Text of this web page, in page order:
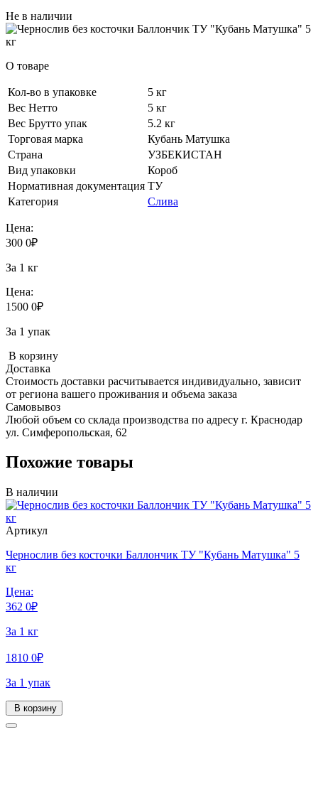
Не в наличии
О товаре
Кол-во в упаковке
5 кг
Вес Нетто
5 кг
Вес Брутто упак
5.2 кг
Торговая марка
Кубань Матушка
Страна
УЗБЕКИСТАН
Вид упаковки
Короб
Нормативная документация ТУ
Категория
Слива
Цена:
300 0₽
За 1 кг
Цена:
1500 0₽
За 1 упак
В корзину
Доставка
Стоимость доставки расчитывается индивидуально, зависит
от региона вашего проживания и объема заказа
Самовывоз
Любой объем со склада производства по адресу г. Краснодар
ул. Симферопольская, 62
Похожие товары
В наличии
Артикул
Чернослив без косточки Баллончик ТУ "Кубань Матушка" 5
кг
Цена:
362 0₽
За 1 кг
1810 0₽
За 1 упак
В корзину